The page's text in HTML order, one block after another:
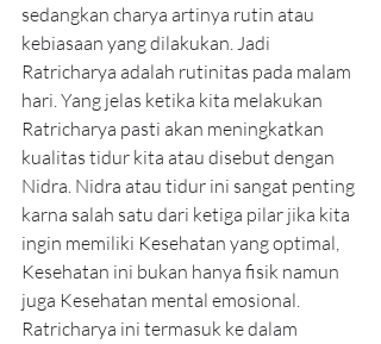
sedangkan charya artinya rutin atau
kebiasaan yang dilakukan. Jadi
Ratricharya adalah rutinitas pada malam
hari. Yang jelas ketika kita melakukan
Ratricharya pasti akan meningkatkan
kualitas tidur kita atau disebut dengan
Nidra. Nidra atau tidur ini sangat penting
karna salah satu dari ketiga pilar jika kita
ingin memiliki Kesehatan yang optimal,
Kesehatan ini bukan hanya fisik namun
juga Kesehatan mental emosional.
Ratricharya ini termasuk ke dalam